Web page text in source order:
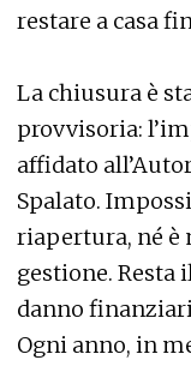
restare a casa
La chiusura è
provvisoria:
affidato
Spalato.
riapertura, né è
gestione.
danno
Ogni anno, in